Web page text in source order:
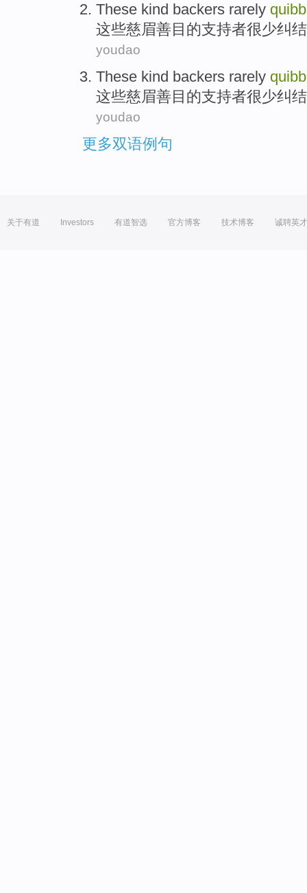
These kind backers rarely
这些慈眉善目的支持者很少纠
youdao
These kind backers rarely
这些慈眉善目的支持者很少纠
youdao
更多双语例句
关于有道 Investors 有道智选 官方博客 技术博客 诚聘英才